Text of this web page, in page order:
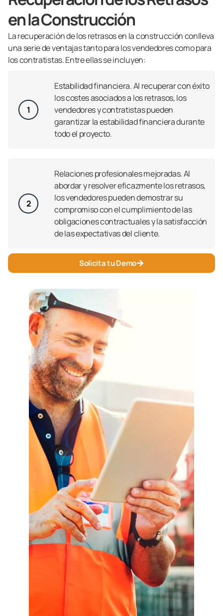
en la Construcción
La recuperación de los retrasos en la construcción conlleva
una serie de ventajas tanto para los vendedores como para
los contratistas. Entre ellas se incluyen:
1
Estabilidad financiera. Al recuperar con éxito
los costes asociados a los retrasos, los
vendedores y contratistas pueden
garantizar la estabilidad financiera durante
todo el proyecto.
2
Relaciones profesionales mejoradas. Al
abordar y resolver eficazmente los retrasos,
los vendedores pueden demostrar su
compromiso con el cumplimiento de las
obligaciones contractuales y la satisfacción
de las expectativas del cliente.
Solicita tu Demo